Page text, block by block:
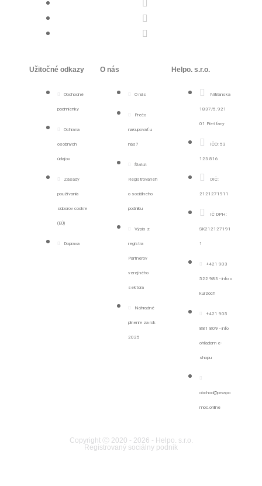
Užitočné odkazy
Obchodné
podmienky
Ochrana
osobných
údajov
Zásady
používania
súborov cookie
(EÚ)
Doprava
O nás
O nás
Prečo
nakupovať u
nás?
Štátút
Registrovanéh
o sociálneho
podniku
Výpis z
registra
Partnerov
verejného
sektora
Náhradné
plnenie za rok
2025
Helpo. s.r.o.
Nitrianska
1837/5, 921
01 Piešťany
IČO: 53
123 816
DIČ:
2121271911
IČ DPH:
SK212127191
1
+421 903
522 983 - info o
kurzoch
+421 905
881 809 - info
ohľadom e-
shopu
obchod@prvapo
moc.online
Copyright Ⓒ 2020 - 2026 - Helpo. s.r.o.
Registrovaný sociálny podnik